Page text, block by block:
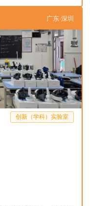
广东·深圳
创新（学科）实验室